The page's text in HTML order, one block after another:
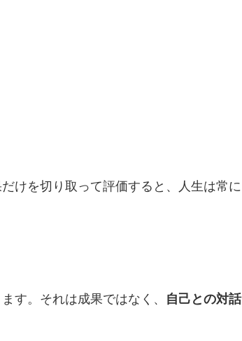
けを切り取って評価すると、人生は常に
す。それは成果ではなく、 自己との対話